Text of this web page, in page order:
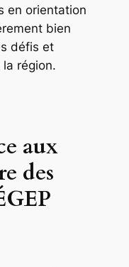
en orientation
bien
défis et
région.
aux
des